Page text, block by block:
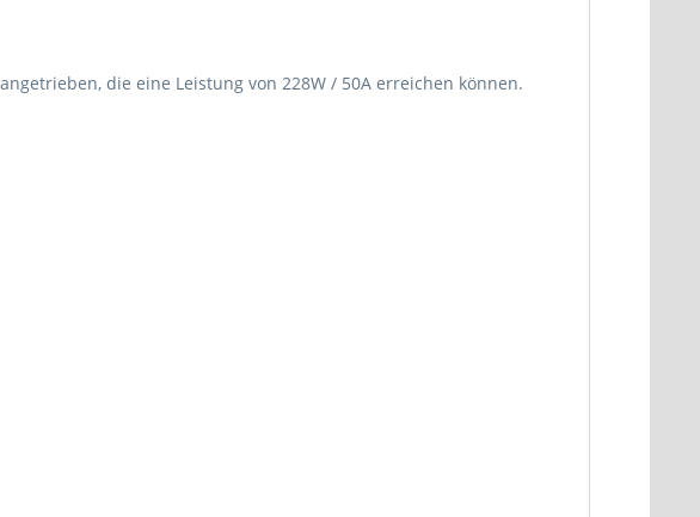
die eine Leistung von 228W / 50A erreichen können.